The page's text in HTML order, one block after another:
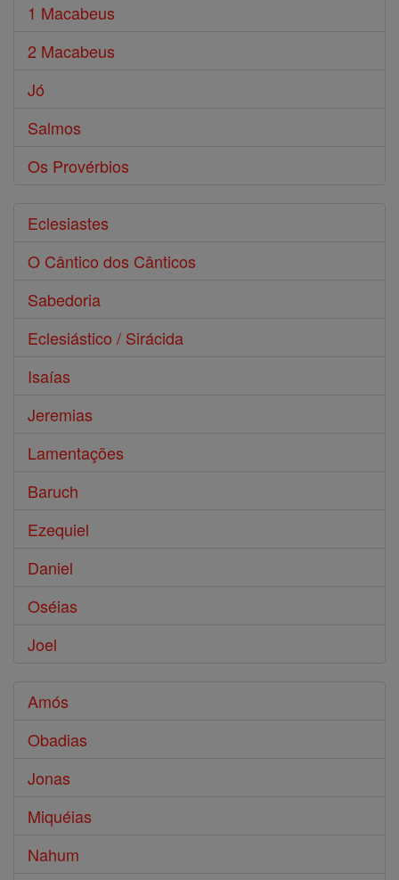
1 Macabeus
2 Macabeus
Jó
Salmos
Os Provérbios
Eclesiastes
O Cântico dos Cânticos
Sabedoria
Eclesiástico / Sirácida
Isaías
Jeremias
Lamentações
Baruch
Ezequiel
Daniel
Oséias
Joel
Amós
Obadias
Jonas
Miquéias
Nahum